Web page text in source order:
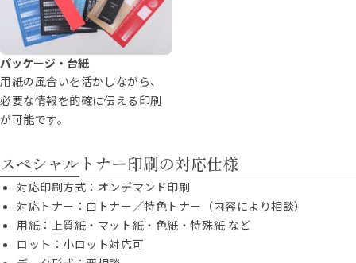
パッケージ・台紙
用紙の風合いを活かしながら、
必要な情報を的確に伝える印刷
が可能です。
スペシャルトナー印刷の対応仕様
対応印刷方式：オンデマンド印刷
対応トナー：白トナー／特色トナー（内容により相談）
用紙：上質紙・マット紙・色紙・特殊紙 など
ロット：小ロット対応可